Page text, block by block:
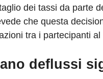
dei tassi da parte
che questa
tra i partecipanti al
deflussi